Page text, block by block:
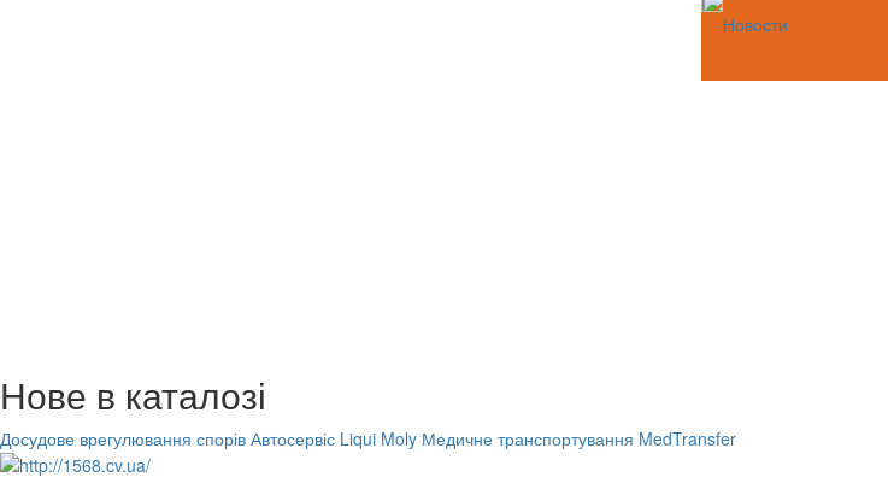
Новости
Нове в каталозі
Досудове врегулювання спорів Автосервіс Liqui Moly Медичне транспортування MedTransfer